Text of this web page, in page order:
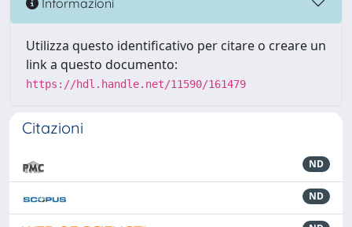
Utilizza questo identificativo per citare o creare un
link a questo documento:
https://hdl.handle.net/11590/161479
Citazioni
ND
ND